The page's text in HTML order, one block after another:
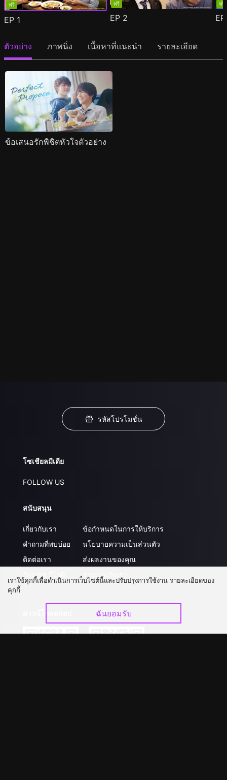
ฟรี
EP 1
ฟรี
EP 2
ฟรี
ตัวอย่าง ภาพนิ่ง เนื้อหาที่แนะนำ รายละเอียด
ข้อเสนอรักพิชิตหัวใจตัวอย่าง
รหัสโปรโมชั่น
โซเชียลมีเดีย
FOLLOW US
สนับสนุน
เกี่ยวกับเรา
คำถามที่พบบ่อย
ติดต่อเรา
อัปเกรด วีไอพี
ข้อกำหนดในการให้บริการ
นโยบายความเป็นส่วนตัว
ส่งผลงานของคุณ
ร่วมงานกับเรา
เราใช้คุกกี้เพื่อดำเนินการเว็บไซต์นี้และปรับปรุงการใช้งาน รายละเอียดของ
คุกกี้
ฉันยอมรับ